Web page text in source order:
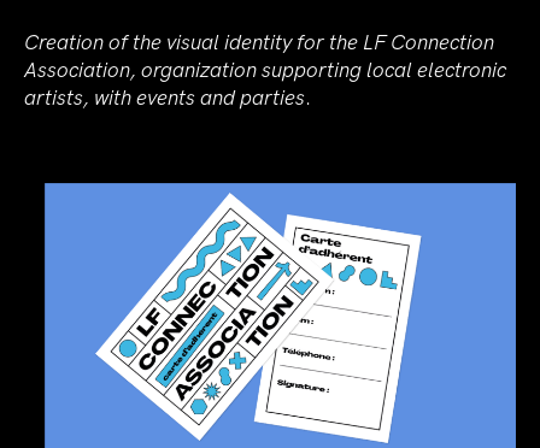
Creation of the visual identity for the LF Connection
Association, organization supporting local electronic
artists, with events and parties.